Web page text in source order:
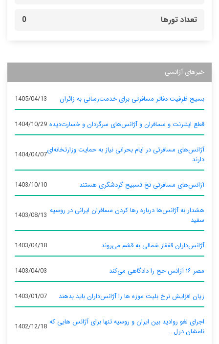
تعداد تورها 0
خبرهای آژانسی
بسیج ظرفیت دفاتر مسافرتی برای خدمت‌رسانی به زائران 1405/04/13
قطع اینترنت و مسافران و آژانس‌های سرگردان و خسارت‌دیده 1404/10/29
آژانس‌های مسافرتی در ایام بحرانی نیاز به حمایت وزارتخانه‌ای
دارند
1404/04/07
آژانس‌های مسافرتی نخ تسبیح گردشگری هستند 1403/10/10
هشدار به آژانس‌ها درباره رها کردن مسافران ایرانی در روسیه
سفید
1403/08/13
آژانس‌داران قفقاز شمالی به قشم می‌روند 1403/04/18
مصر ۱۶ آژانس حج را دادگاهی می‌کند 1403/04/03
زیان افزایش نرخ بلیت موزه ها را آژانس‌داران باید بدهند 1403/01/07
اجرای لغو روادید بین ایران و روسیه تنها برای آژانس‌ هایی که
نامشان درل...
1402/12/18